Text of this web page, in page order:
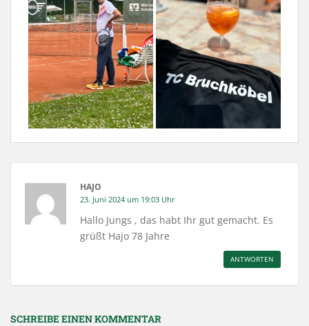
HAJO
23. Juni 2024 um 19:03 Uhr
Hallo Jungs , das habt Ihr gut gemacht. Es
grüßt Hajo 78 Jahre
ANTWORTEN
SCHREIBE EINEN KOMMENTAR